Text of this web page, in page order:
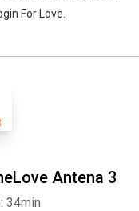
For Love.
Antena 3
34min